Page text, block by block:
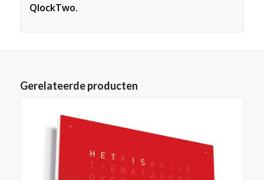
QlockTwo.
Gerelateerde producten